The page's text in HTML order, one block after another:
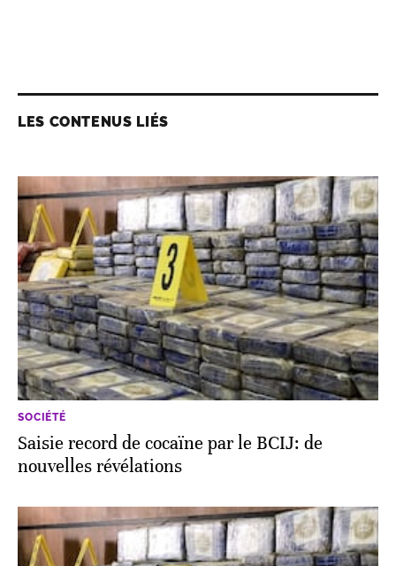
LES CONTENUS LIÉS
SOCIÉTÉ
Saisie record de cocaïne par le BCIJ: de
nouvelles révélations